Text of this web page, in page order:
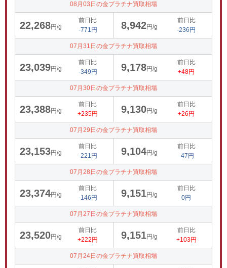
08月03日の金プラチナ買取相場
22,268円/g
前日比
-771円
8,942円/g
前日比
-236円
07月31日の金プラチナ買取相場
23,039円/g
前日比
-349円
9,178円/g
前日比
+48円
07月30日の金プラチナ買取相場
23,388円/g
前日比
+235円
9,130円/g
前日比
+26円
07月29日の金プラチナ買取相場
23,153円/g
前日比
-221円
9,104円/g
前日比
-47円
07月28日の金プラチナ買取相場
23,374円/g
前日比
-146円
9,151円/g
前日比
0円
07月27日の金プラチナ買取相場
23,520円/g
前日比
+222円
9,151円/g
前日比
+103円
07月24日の金プラチナ買取相場